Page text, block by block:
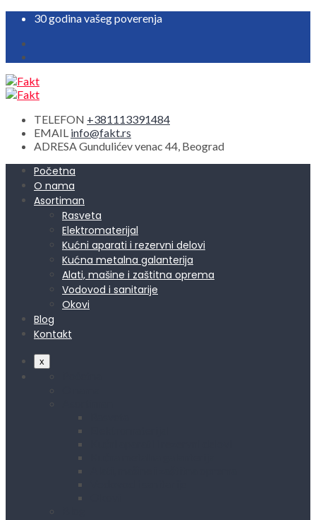
30 godina vašeg poverenja
TELEFON +381113391484
EMAIL info@fakt.rs
ADRESAGundulićev venac 44, Beograd
Početna
O nama
Asortiman
Rasveta
Elektromaterijal
Kućni aparati i rezervni delovi
Kućna metalna galanterija
Alati, mašine i zaštitna oprema
Vodovod i sanitarije
Okovi
Blog
Kontakt
x